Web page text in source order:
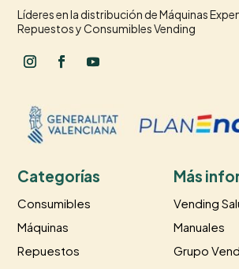
Líderes en la distribución de Máquinas
Repuestos y Consumibles Vending
Categorías
Consumibles
Máquinas
Repuestos
Más
Vending
Manuales
Grupo